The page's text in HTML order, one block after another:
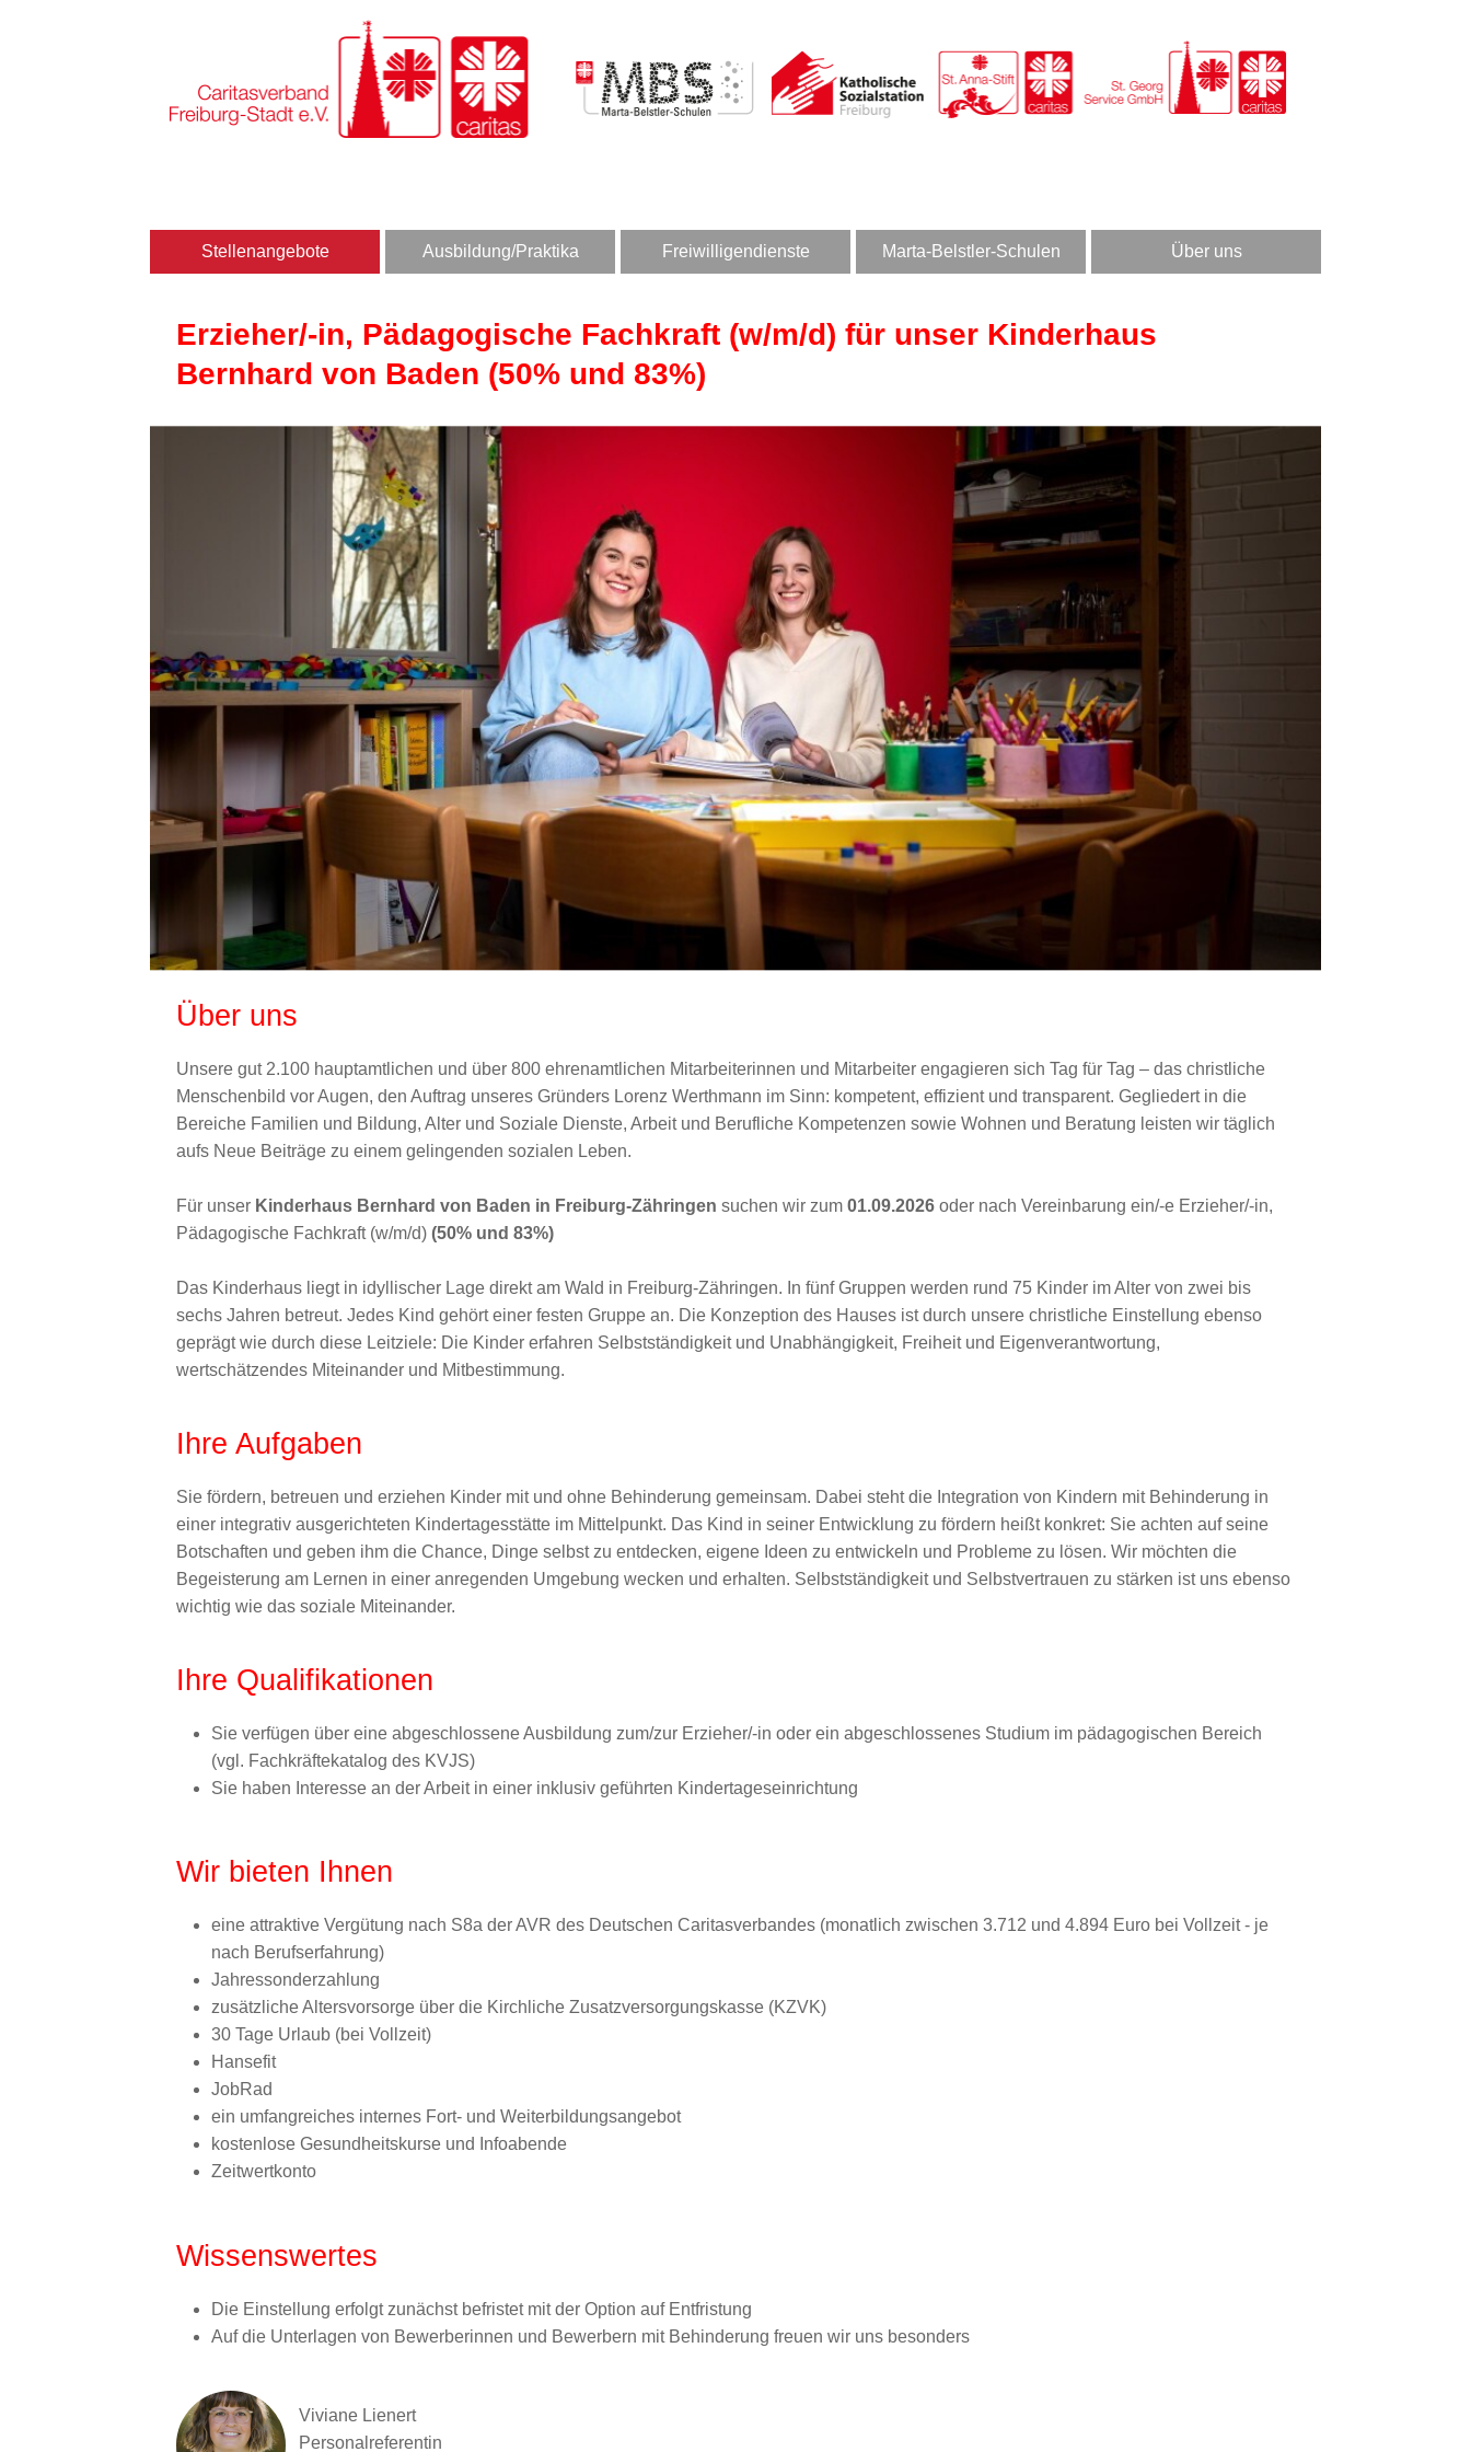
Stellenangebote Ausbildung/Praktika Freiwilligendienste Marta-Belstler-Schulen Über uns
Erzieher/-in, Pädagogische Fachkraft (w/m/d) für unser Kinderhaus
Bernhard von Baden (50% und 83%)
Über uns
Unsere gut 2.100 hauptamtlichen und über 800 ehrenamtlichen Mitarbeiterinnen und Mitarbeiter engagieren sich Tag für Tag – das christliche
Menschenbild vor Augen, den Auftrag unseres Gründers Lorenz Werthmann im Sinn: kompetent, effizient und transparent. Gegliedert in die
Bereiche Familien und Bildung, Alter und Soziale Dienste, Arbeit und Berufliche Kompetenzen sowie Wohnen und Beratung leisten wir täglich
aufs Neue Beiträge zu einem gelingenden sozialen Leben.
Für unser Kinderhaus Bernhard von Baden in Freiburg-Zähringen suchen wir zum 01.09.2026 oder nach Vereinbarung ein/-e Erzieher/-in,
Pädagogische Fachkraft (w/m/d) (50% und 83%)
Das Kinderhaus liegt in idyllischer Lage direkt am Wald in Freiburg-Zähringen. In fünf Gruppen werden rund 75 Kinder im Alter von zwei bis
sechs Jahren betreut. Jedes Kind gehört einer festen Gruppe an. Die Konzeption des Hauses ist durch unsere christliche Einstellung ebenso
geprägt wie durch diese Leitziele: Die Kinder erfahren Selbstständigkeit und Unabhängigkeit, Freiheit und Eigenverantwortung,
wertschätzendes Miteinander und Mitbestimmung.
Ihre Aufgaben
Sie fördern, betreuen und erziehen Kinder mit und ohne Behinderung gemeinsam. Dabei steht die Integration von Kindern mit Behinderung in
einer integrativ ausgerichteten Kindertagesstätte im Mittelpunkt. Das Kind in seiner Entwicklung zu fördern heißt konkret: Sie achten auf seine
Botschaften und geben ihm die Chance, Dinge selbst zu entdecken, eigene Ideen zu entwickeln und Probleme zu lösen. Wir möchten die
Begeisterung am Lernen in einer anregenden Umgebung wecken und erhalten. Selbstständigkeit und Selbstvertrauen zu stärken ist uns ebenso
wichtig wie das soziale Miteinander.
Ihre Qualifikationen
Sie verfügen über eine abgeschlossene Ausbildung zum/zur Erzieher/-in oder ein abgeschlossenes Studium im pädagogischen Bereich
(vgl. Fachkräftekatalog des KVJS)
Sie haben Interesse an der Arbeit in einer inklusiv geführten Kindertageseinrichtung
Wir bieten Ihnen
eine attraktive Vergütung nach S8a der AVR des Deutschen Caritasverbandes (monatlich zwischen 3.712 und 4.894 Euro bei Vollzeit - je
nach Berufserfahrung)
Jahressonderzahlung
zusätzliche Altersvorsorge über die Kirchliche Zusatzversorgungskasse (KZVK)
30 Tage Urlaub (bei Vollzeit)
Hansefit
JobRad
ein umfangreiches internes Fort- und Weiterbildungsangebot
kostenlose Gesundheitskurse und Infoabende
Zeitwertkonto
Wissenswertes
Die Einstellung erfolgt zunächst befristet mit der Option auf Entfristung
Auf die Unterlagen von Bewerberinnen und Bewerbern mit Behinderung freuen wir uns besonders
Viviane Lienert
Personalreferentin